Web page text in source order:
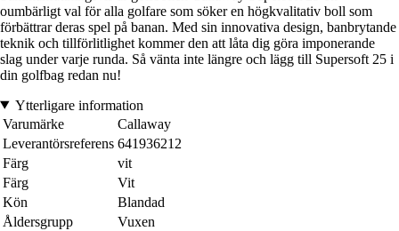
oumbärligt val för alla golfare som söker en högkvalitativ boll som
förbättrar deras spel på banan. Med sin innovativa design, banbrytande
teknik och tillförlitlighet kommer den att låta dig göra imponerande
slag under varje runda. Så vänta inte längre och lägg till Supersoft 25 i
din golfbag redan nu!
Ytterligare information
Varumärke
Callaway
Leverantörsreferens 641936212
Färg
vit
Färg
Vit
Kön
Blandad
Åldersgrupp
Vuxen